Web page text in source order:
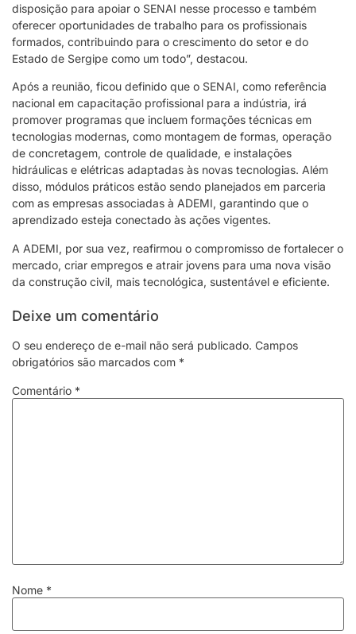
disposição para apoiar o SENAI nesse processo e também
oferecer oportunidades de trabalho para os profissionais
formados, contribuindo para o crescimento do setor e do
Estado de Sergipe como um todo”, destacou.
Após a reunião, ficou definido que o SENAI, como referência
nacional em capacitação profissional para a indústria, irá
promover programas que incluem formações técnicas em
tecnologias modernas, como montagem de formas, operação
de concretagem, controle de qualidade, e instalações
hidráulicas e elétricas adaptadas às novas tecnologias. Além
disso, módulos práticos estão sendo planejados em parceria
com as empresas associadas à ADEMI, garantindo que o
aprendizado esteja conectado às ações vigentes.
A ADEMI, por sua vez, reafirmou o compromisso de fortalecer o
mercado, criar empregos e atrair jovens para uma nova visão
da construção civil, mais tecnológica, sustentável e eficiente.
Deixe um comentário
O seu endereço de e-mail não será publicado. Campos
obrigatórios são marcados com *
Comentário *
Nome *